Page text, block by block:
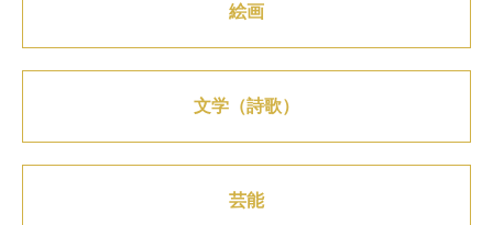
絵画
文学（詩歌）
芸能